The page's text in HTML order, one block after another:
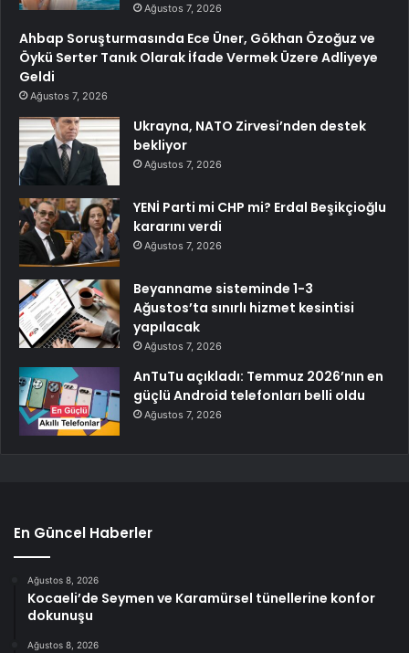
Ağustos 7, 2026
Ahbap Soruşturmasında Ece Üner, Gökhan Özoğuz ve
Öykü Serter Tanık Olarak İfade Vermek Üzere Adliyeye
Geldi
Ağustos 7, 2026
Ukrayna, NATO Zirvesi’nden destek
bekliyor
Ağustos 7, 2026
YENİ Parti mi CHP mi? Erdal Beşikçioğlu
kararını verdi
Ağustos 7, 2026
Beyanname sisteminde 1-3
Ağustos’ta sınırlı hizmet kesintisi
yapılacak
Ağustos 7, 2026
AnTuTu açıkladı: Temmuz 2026’nın en
güçlü Android telefonları belli oldu
Ağustos 7, 2026
En Güncel Haberler
Ağustos 8, 2026
Kocaeli’de Seymen ve Karamürsel tünellerine konfor
dokunuşu
Ağustos 8, 2026